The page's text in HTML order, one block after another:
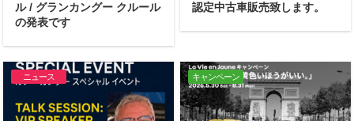
ル / グランカングー クルール
の発表です
認定中古車販売致します。
ニュース キャンペーン